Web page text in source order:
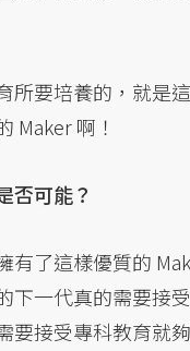
所要培養的，就是
Maker 啊！
否可能？
有了這樣優質的
下一代真的需要接
要接受專科教育就